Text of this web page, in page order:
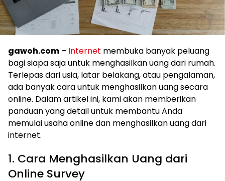
gawoh.com – Internet membuka banyak peluang
bagi siapa saja untuk menghasilkan uang dari rumah.
Terlepas dari usia, latar belakang, atau pengalaman,
ada banyak cara untuk menghasilkan uang secara
online. Dalam artikel ini, kami akan memberikan
panduan yang detail untuk membantu Anda
memulai usaha online dan menghasilkan uang dari
internet.
1. Cara Menghasilkan Uang dari
Online Survey